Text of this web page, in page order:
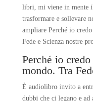
libri, mi viene in mente
trasformare e sollevare
ampliare Perché io
Fede e Scienza nostre
Perché io
mondo. Tra
È audiolibro invito a
dubbi che ci legano e ad